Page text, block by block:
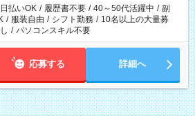
日払いOK / 履歴書不要 / 40～50代活躍中 / 副
/ 服装自由 / シフト勤務 / 10名以上の大量募
/ パソコンスキル不要
応募する 詳細へ